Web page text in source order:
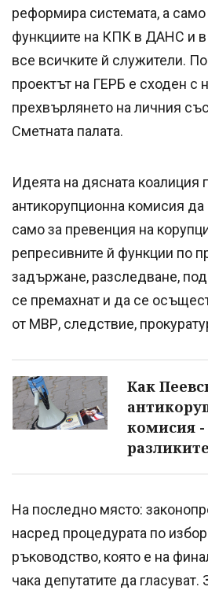
реформира системата, а
функциите на КПК в ДАНС и в
все всичките й служители.
проектът на ГЕРБ е сходен с
прехвърлянето на личния
Сметната палата.
Идеята на дясната коалиция
антикорупционна комисия да
само за превенция на
репресивните й функции по
задържане, разследване,
се премахнат и да се
от МВР, следствие,
Как
комисия
разликите
На последно място:
насред процедурата по
ръководство, която е на
чака депутатите да гласуват.